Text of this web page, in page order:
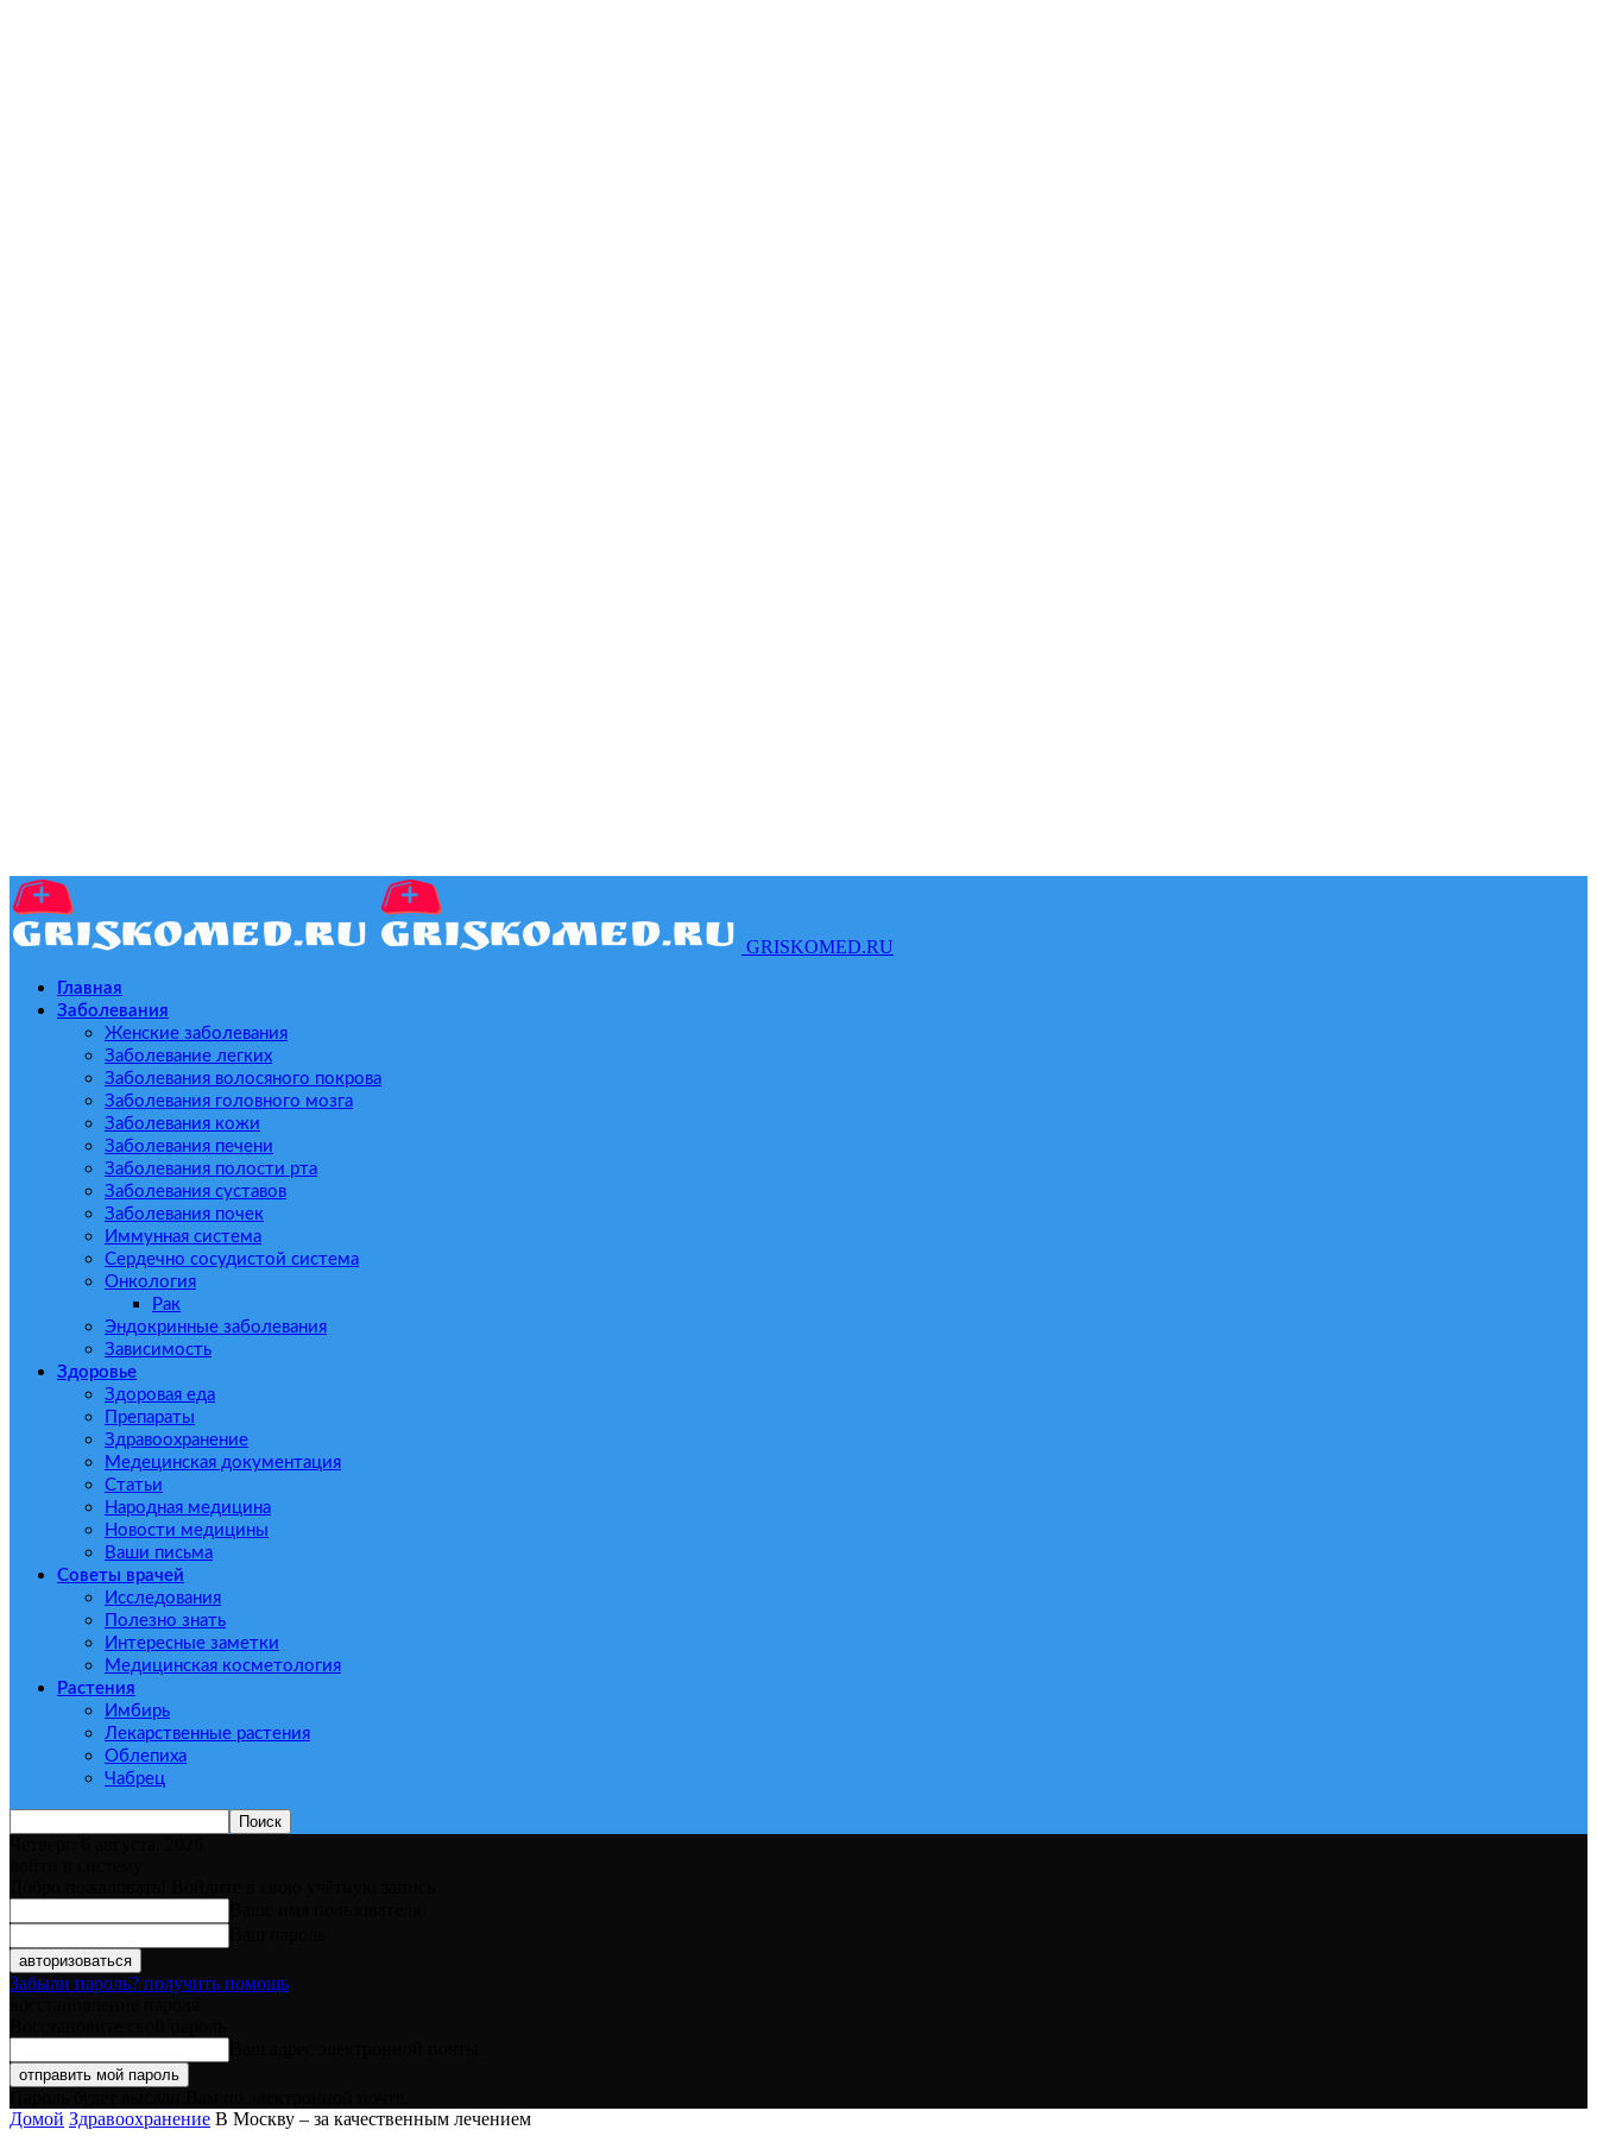
GRISKOMED.RU
Главная
Заболевания
Женские заболевания
Заболевание легких
Заболевания волосяного покрова
Заболевания головного мозга
Заболевания кожи
Заболевания печени
Заболевания полости рта
Заболевания суставов
Заболевания почек
Иммунная система
Сердечно сосудистой система
Онкология
Рак
Эндокринные заболевания
Зависимость
Здоровье
Здоровая еда
Препараты
Здравоохранение
Медецинская документация
Статьи
Народная медицина
Новости медицины
Ваши письма
Советы врачей
Исследования
Полезно знать
Интересные заметки
Медицинская косметология
Растения
Имбирь
Лекарственные растения
Облепиха
Чабрец
Забыли пароль? получить помощь
Домой Здравоохранение В Москву – за качественным лечением